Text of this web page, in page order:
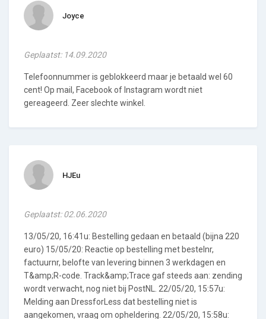
Joyce
Geplaatst: 14.09.2020
Telefoonnummer is geblokkeerd maar je betaald wel 60
cent! Op mail, Facebook of Instagram wordt niet
gereageerd. Zeer slechte winkel.
HJEu
Geplaatst: 02.06.2020
13/05/20, 16:41u: Bestelling gedaan en betaald (bijna 220
euro) 15/05/20: Reactie op bestelling met bestelnr,
factuurnr, belofte van levering binnen 3 werkdagen en
T&amp;R-code. Track&amp;Trace gaf steeds aan: zending
wordt verwacht, nog niet bij PostNL. 22/05/20, 15:57u:
Melding aan DressforLess dat bestelling niet is
aangekomen, vraag om opheldering. 22/05/20, 15:58u: